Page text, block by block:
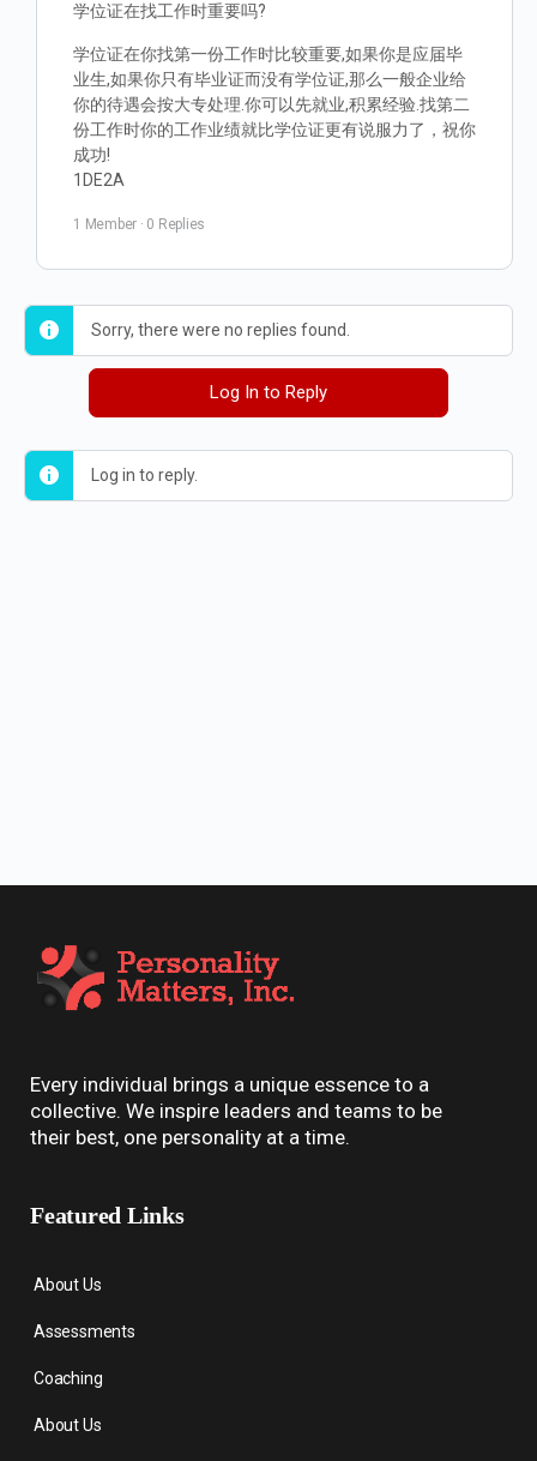
学位证在找工作时重要吗?
学位证在你找第一份工作时比较重要,如果你是应届毕
业生,如果你只有毕业证而没有学位证,那么一般企业给
你的待遇会按大专处理.你可以先就业,积累经验.找第二
份工作时你的工作业绩就比学位证更有说服力了，祝你
成功!
1DE2A
1 Member · 0 Replies
Sorry, there were no replies found.
Log In to Reply
Log in to reply.
Every individual brings a unique essence to a
collective. We inspire leaders and teams to be
their best, one personality at a time.
Featured Links
About Us
Assessments
Coaching
About Us